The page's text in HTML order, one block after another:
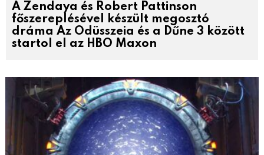
A Zendaya és Robert Pattinson
főszereplésével készült megosztó
dráma Az Odüsszeia és a Dűne 3 között
startol el az HBO Maxon